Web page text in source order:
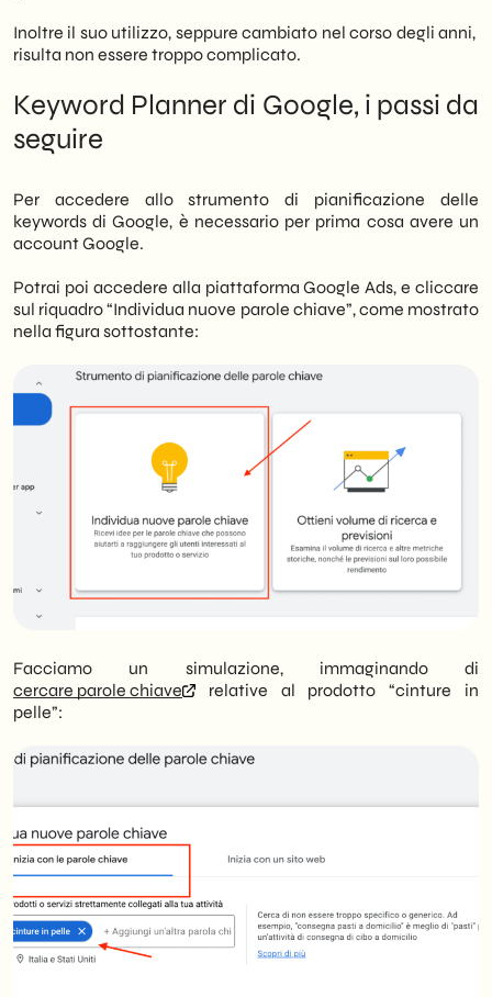
Inoltre il suo utilizzo, seppure cambiato nel corso degli anni,
risulta non essere troppo complicato.
Keyword Planner di Google, i passi da
seguire
Per accedere allo strumento di pianificazione delle
keywords di Google, è necessario per prima cosa avere un
account Google.
Potrai poi accedere alla piattaforma Google Ads, e cliccare
sul riquadro “Individua nuove parole chiave”, come mostrato
nella figura sottostante:
Facciamo un simulazione, immaginando di
cercare parole chiave
relative al prodotto “cinture in
pelle”: